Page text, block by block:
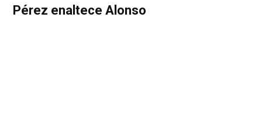
Pérez enaltece Alonso